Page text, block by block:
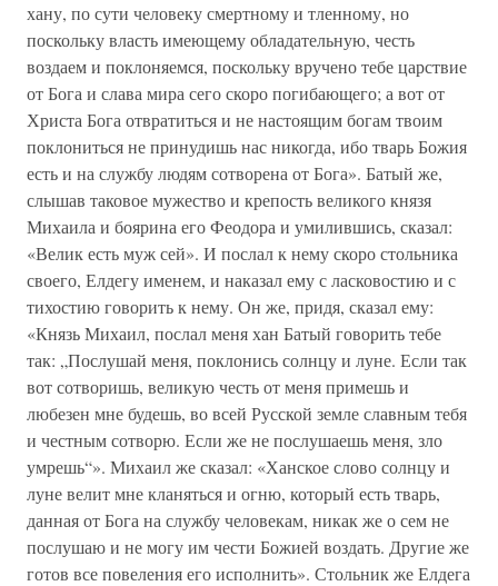
хану, по сути человеку смертному и тленному, но
поскольку власть имеющему обладательную, честь
воздаем и поклоняемся, поскольку вручено тебе царствие
от Бога и слава мира сего скоро погибающего; а вот от
Христа Бога отвратиться и не настоящим богам твоим
поклониться не принудишь нас никогда, ибо тварь Божия
есть и на службу людям сотворена от Бога». Батый же,
слышав таковое мужество и крепость великого князя
Михаила и боярина его Феодора и умилившись, сказал:
«Велик есть муж сей». И послал к нему скоро стольника
своего, Елдегу именем, и наказал ему с ласковостию и с
тихостию говорить к нему. Он же, придя, сказал ему:
«Князь Михаил, послал меня хан Батый говорить тебе
так: „Послушай меня, поклонись солнцу и луне. Если так
вот сотворишь, великую честь от меня примешь и
любезен мне будешь, во всей Русской земле славным тебя
и честным сотворю. Если же не послушаешь меня, зло
умрешь“». Михаил же сказал: «Ханское слово солнцу и
луне велит мне кланяться и огню, который есть тварь,
данная от Бога на службу человекам, никак же о сем не
послушаю и не могу им чести Божией воздать. Другие же
готов все повеления его исполнить». Стольник же Елдега